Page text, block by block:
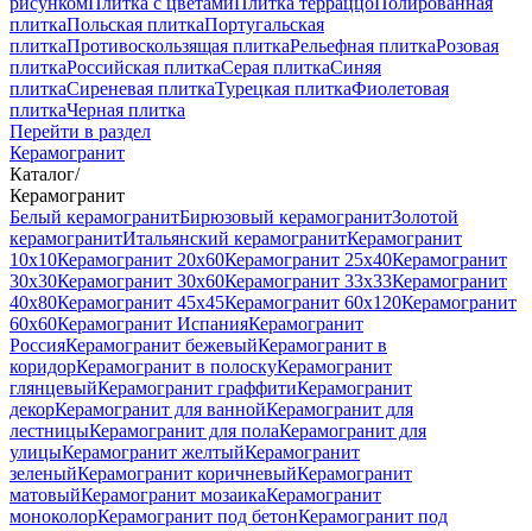
плиткаПольская плиткаПортугальская
плиткаПротивоскользящая плиткаРельефная плиткаРозовая
плиткаРоссийская плиткаСерая плиткаСиняя
плиткаСиреневая плиткаТурецкая плиткаФиолетовая
плиткаЧерная плитка
Перейти в раздел
Керамогранит
Каталог/
Керамогранит
Белый керамогранитБирюзовый керамогранитЗолотой
керамогранитИтальянский керамогранитКерамогранит
10x10Керамогранит 20x60Керамогранит 25x40Керамогранит
30x30Керамогранит 30x60Керамогранит 33x33Керамогранит
40x80Керамогранит 45x45Керамогранит 60x120Керамогранит
60x60Керамогранит ИспанияКерамогранит
РоссияКерамогранит бежевыйКерамогранит в
коридорКерамогранит в полоскуКерамогранит
глянцевыйКерамогранит граффитиКерамогранит
декорКерамогранит для ваннойКерамогранит для
лестницыКерамогранит для полаКерамогранит для
улицыКерамогранит желтыйКерамогранит
зеленыйКерамогранит коричневыйКерамогранит
матовыйКерамогранит мозаикаКерамогранит
моноколорКерамогранит под бетонКерамогранит под